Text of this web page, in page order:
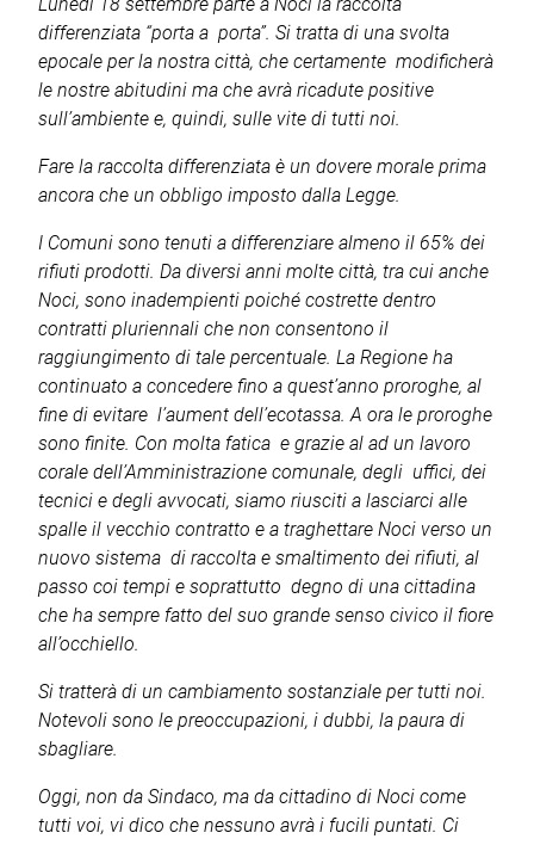
differenziata “porta a porta”. Si tratta di una svolta
epocale per la nostra città, che certamente modificherà
le nostre abitudini ma che avrà ricadute positive
sull’ambiente e, quindi, sulle vite di tutti noi.
Fare la raccolta differenziata è un dovere morale prima
ancora che un obbligo imposto dalla Legge.
I Comuni sono tenuti a differenziare almeno il 65% dei
rifiuti prodotti. Da diversi anni molte città, tra cui anche
Noci, sono inadempienti poiché costrette dentro
contratti pluriennali che non consentono il
raggiungimento di tale percentuale. La Regione ha
continuato a concedere fino a quest’anno proroghe, al
fine di evitare l’aument dell’ecotassa. A ora le proroghe
sono finite. Con molta fatica e grazie al ad un lavoro
corale dell’Amministrazione comunale, degli uffici, dei
tecnici e degli avvocati, siamo riusciti a lasciarci alle
spalle il vecchio contratto e a traghettare Noci verso un
nuovo sistema di raccolta e smaltimento dei rifiuti, al
passo coi tempi e soprattutto degno di una cittadina
che ha sempre fatto del suo grande senso civico il fiore
all’occhiello.
Si tratterà di un cambiamento sostanziale per tutti noi.
Notevoli sono le preoccupazioni, i dubbi, la paura di
sbagliare.
Oggi, non da Sindaco, ma da cittadino di Noci come
tutti voi, vi dico che nessuno avrà i fucili puntati. Ci